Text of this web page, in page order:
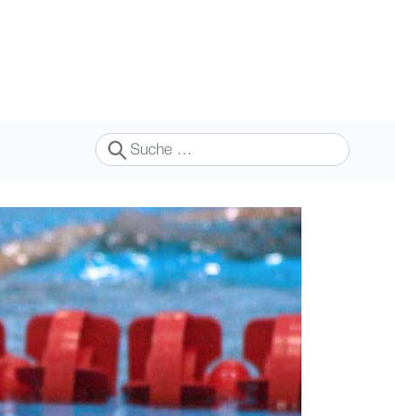
Suchen